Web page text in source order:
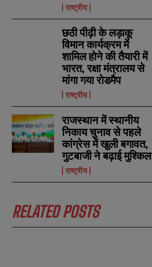
राष्ट्रीय
छठी पीढ़ी के लड़ाकू
विमान कार्यक्रम में
शामिल होने की तैयारी में
भारत, रक्षा मंत्रालय से
मांगा गया रोडमैप
राष्ट्रीय
राजस्थान में स्थानीय
निकाय चुनाव से पहले
कांग्रेस में खुली बगावत,
गुटबाजी ने बढ़ाई मुश्किल
राष्ट्रीय
RELATED POSTS